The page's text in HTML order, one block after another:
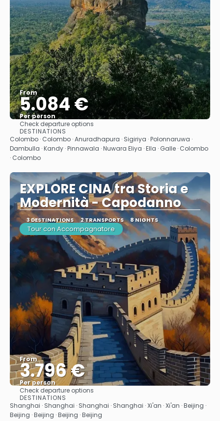
From
5.084 €
Per person
Check departure options
DESTINATIONS
Colombo · Colombo · Anuradhapura · Sigiriya · Polonnaruwa ·
Dambulla · Kandy · Pinnawala · Nuwara Eliya · Ella · Galle · Colombo
· Colombo
EXPLORE CINA tra Storia e
Modernità - Capodanno
3 DESTINATIONS 2 TRANSPORTS 8 NIGHTS
Tour con Accompagnatore
From
3.796 €
Per person
Check departure options
DESTINATIONS
Shanghai · Shanghai · Shanghai · Shanghai · Xi'an · Xi'an · Beijing ·
Beijing · Beijing · Beijing · Beijing